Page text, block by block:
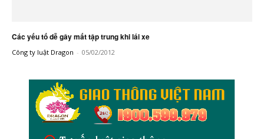
Các yếu tố dễ gây mất tập trung khi lái xe
Công ty luật Dragon - 05/02/2012